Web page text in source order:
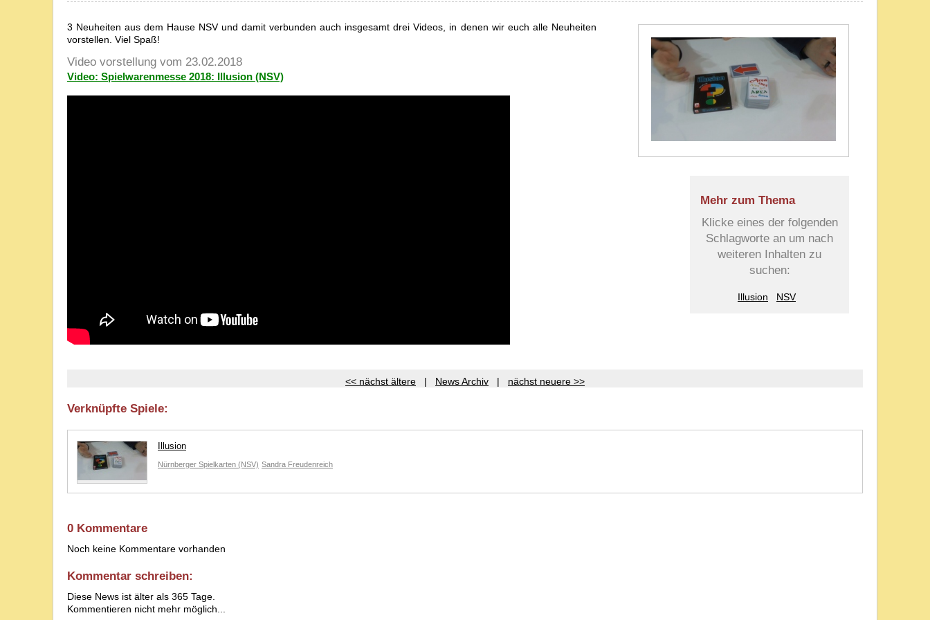
Mehr zum Thema
Klicke eines der folgenden
Schlagworte an um nach
weiteren Inhalten zu
suchen:
Illusion NSV
3 Neuheiten aus dem Hause NSV und damit verbunden auch insgesamt drei Videos, in denen wir euch alle Neuheiten
vorstellen. Viel Spaß!
Video vorstellung vom 23.02.2018
Video: Spielwarenmesse 2018: Illusion (NSV)
<< nächst ältere | News Archiv | nächst neuere >>
Verknüpfte Spiele:
Illusion
Nürnberger Spielkarten (NSV) Sandra Freudenreich
0 Kommentare
Noch keine Kommentare vorhanden
Kommentar schreiben:
Diese News ist älter als 365 Tage.
Kommentieren nicht mehr möglich...